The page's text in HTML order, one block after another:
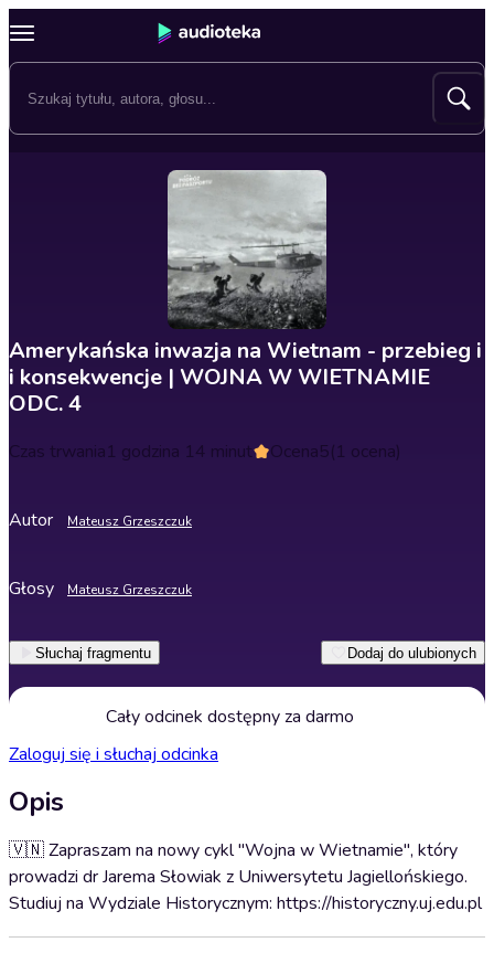
Amerykańska inwazja na Wietnam - przebieg i
i konsekwencje | WOJNA W WIETNAMIE
ODC. 4
Czas trwania1 godzina 14 minut Ocena5(1 ocena)
Autor Mateusz Grzeszczuk
Głosy Mateusz Grzeszczuk
Słuchaj fragmentu Dodaj do ulubionych
Cały odcinek dostępny za darmo
Zaloguj się i słuchaj odcinka
Opis
🇻🇳 Zapraszam na nowy cykl "Wojna w Wietnamie", który
prowadzi dr Jarema Słowiak z Uniwersytetu Jagiellońskiego.
Studiuj na Wydziale Historycznym: https://historyczny.uj.edu.pl